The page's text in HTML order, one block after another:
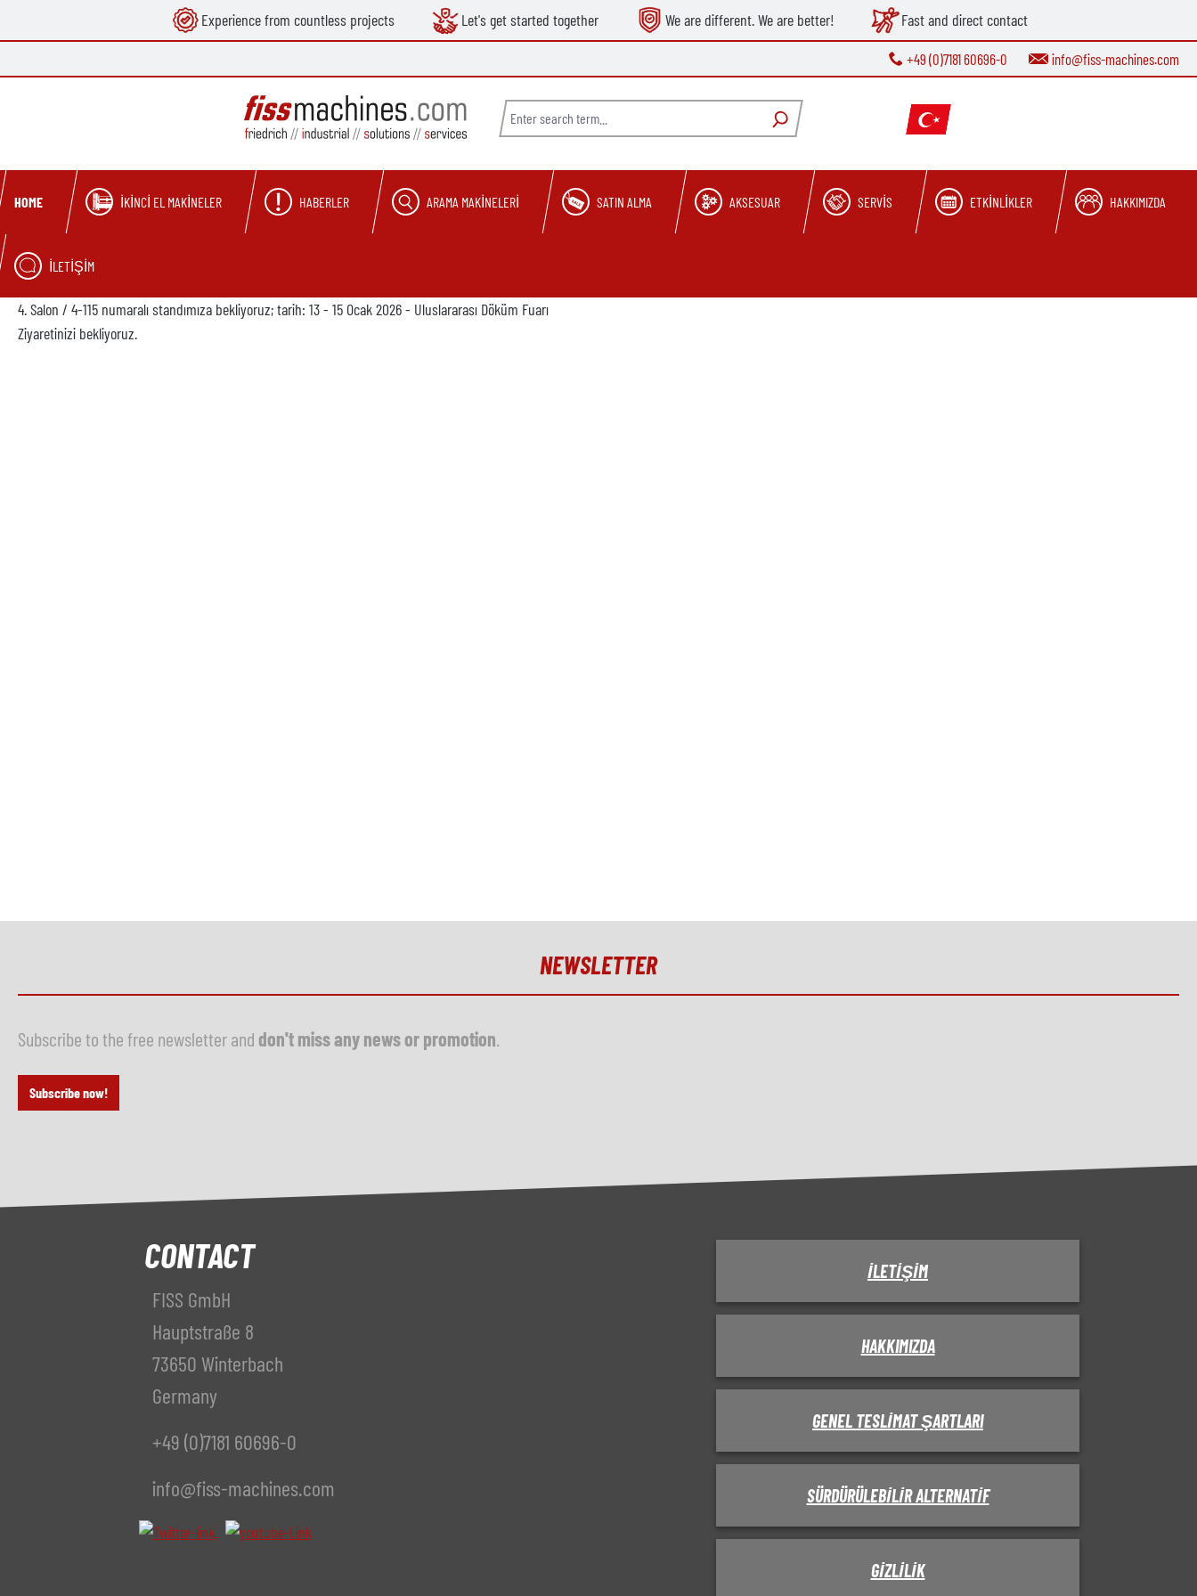
Skip to main navigation Experience from countless projects Let's get started together We are different. We are better! Fast and direct contact
+49 (0)7181 60696-0 info@fiss-machines.com
HOME İKINCI EL MAKINELER HABERLER ARAMA MAKINELERI SATIN ALMA AKSESUAR SERVIS ETKINLIKLER HAKKIMIZDA
İLETIŞIM
4. Salon / 4-115 numaralı standımıza bekliyoruz; tarih: 13 - 15 Ocak 2026 - Uluslararası Döküm Fuarı
Ziyaretinizi bekliyoruz.
NEWSLETTER
Subscribe to the free newsletter and don't miss any news or promotion
Subscribe now!
CONTACT
FISS GmbH
Hauptstraße 8
73650 Winterbach
Germany
+49 (0)7181 60696-0
info@fiss-machines.com
İLETIŞIM
HAKKIMIZDA
GENEL TESLIMAT ŞARTLARI
SÜRDÜRÜLEBILIR ALTERNATIF
GIZLILIK